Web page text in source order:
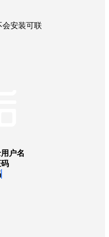
安装可联
户名